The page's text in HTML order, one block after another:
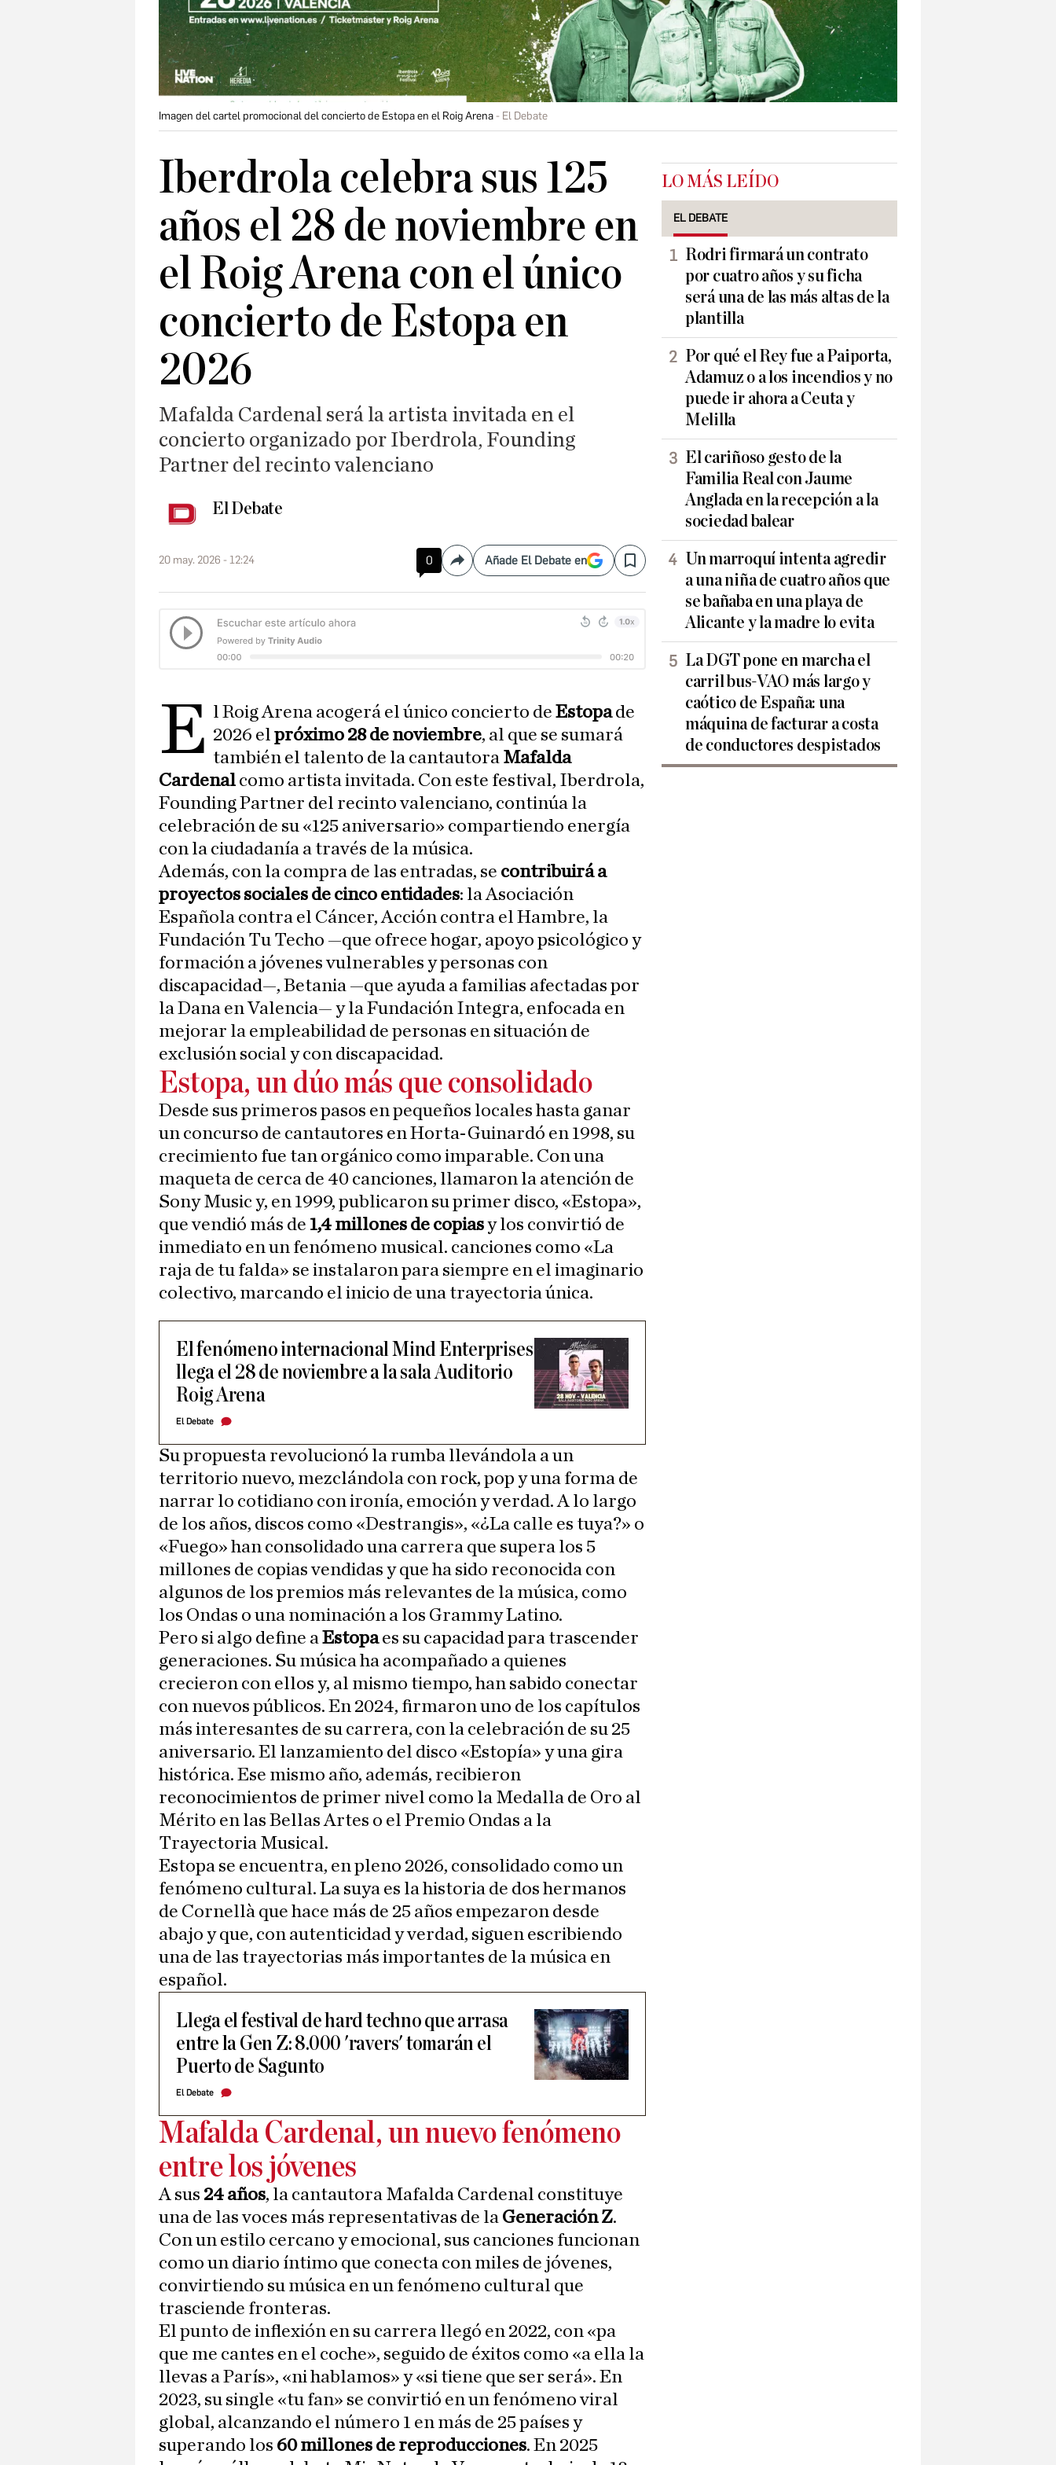
Imagen del cartel promocional del concierto de Estopa en el Roig Arena El Debate
Iberdrola celebra sus 125
años el 28 de noviembre en
el Roig Arena con el único
concierto de Estopa en
2026
Mafalda Cardenal será la artista invitada en el
concierto organizado por Iberdrola, Founding
Partner del recinto valenciano
El Debate
20 may. 2026 - 12:24 0 CompartirAñade El Debate en Save
E l Roig Arena acogerá el único concierto deEstopade
2026 elpróximo 28 de noviembre, al que se sumará
también el talento de la cantautora Mafalda
Cardenal como artista invitada. Con este festival, Iberdrola,
Founding Partner del recinto valenciano, continúa la
celebración de su «125 aniversario» compartiendo energía
con la ciudadanía a través de la música.
Además, con la compra de las entradas, se contribuirá a
proyectos sociales de cinco entidades: la Asociación
Española contra el Cáncer, Acción contra el Hambre, la
Fundación Tu Techo —que ofrece hogar, apoyo psicológico y
formación a jóvenes vulnerables y personas con
discapacidad—, Betania —que ayuda a familias afectadas por
la Dana en Valencia— y la Fundación Integra, enfocada en
mejorar la empleabilidad de personas en situación de
exclusión social y con discapacidad.
Estopa, un dúo más que consolidado
Desde sus primeros pasos en pequeños locales hasta ganar
un concurso de cantautores en Horta-Guinardó en 1998, su
crecimiento fue tan orgánico como imparable. Con una
maqueta de cerca de 40 canciones, llamaron la atención de
Sony Music y, en 1999, publicaron su primer disco, «Estopa»,
que vendió más de 1,4 millones de copiasy los convirtió de
inmediato en un fenómeno musical. canciones como «La
raja de tu falda» se instalaron para siempre en el imaginario
colectivo, marcando el inicio de una trayectoria única.
El fenómeno internacional Mind Enterprises
llega el 28 de noviembre a la sala Auditorio
Roig Arena
El Debate
Su propuesta revolucionó la rumba llevándola a un
territorio nuevo, mezclándola con rock, pop y una forma de
narrar lo cotidiano con ironía, emoción y verdad. A lo largo
de los años, discos como «Destrangis», «¿La calle es tuya?» o
«Fuego» han consolidado una carrera que supera los 5
millones de copias vendidas y que ha sido reconocida con
algunos de los premios más relevantes de la música, como
los Ondas o una nominación a los Grammy Latino.
Pero si algo define aEstopaes su capacidad para trascender
generaciones. Su música ha acompañado a quienes
crecieron con ellos y, al mismo tiempo, han sabido conectar
con nuevos públicos. En 2024, firmaron uno de los capítulos
más interesantes de su carrera, con la celebración de su 25
aniversario. El lanzamiento del disco «Estopía» y una gira
histórica. Ese mismo año, además, recibieron
reconocimientos de primer nivel como la Medalla de Oro al
Mérito en las Bellas Artes o el Premio Ondas a la
Trayectoria Musical.
Estopa se encuentra, en pleno 2026, consolidado como un
fenómeno cultural. La suya es la historia de dos hermanos
de Cornellà que hace más de 25 años empezaron desde
abajo y que, con autenticidad y verdad, siguen escribiendo
una de las trayectorias más importantes de la música en
español.
Llega el festival de hard techno que arrasa
entre la Gen Z: 8.000 'ravers' tomarán el
Puerto de Sagunto
El Debate
Mafalda Cardenal, un nuevo fenómeno
entre los jóvenes
A sus 24 años, la cantautora Mafalda Cardenal constituye
una de las voces más representativas de la Generación Z.
Con un estilo cercano y emocional, sus canciones funcionan
como un diario íntimo que conecta con miles de jóvenes,
convirtiendo su música en un fenómeno cultural que
trasciende fronteras.
El punto de inflexión en su carrera llegó en 2022, con «pa
que me cantes en el coche», seguido de éxitos como «a ella la
llevas a París», «ni hablamos» y «si tiene que ser será». En
2023, su single «tu fan» se convirtió en un fenómeno viral
global, alcanzando el número 1 en más de 25 países y
superando los 60 millones de reproducciones. En 2025
LO MÁS LEÍDO
EL DEBATE
Rodri firmará un contrato
por cuatro años y su ficha
será una de las más altas de la
plantilla
Por qué el Rey fue a Paiporta,
Adamuz o a los incendios y no
puede ir ahora a Ceuta y
Melilla
El cariñoso gesto de la
Familia Real con Jaume
Anglada en la recepción a la
sociedad balear
Un marroquí intenta agredir
a una niña de cuatro años que
se bañaba en una playa de
Alicante y la madre lo evita
La DGT pone en marcha el
carril bus-VAO más largo y
caótico de España: una
máquina de facturar a costa
de conductores despistados